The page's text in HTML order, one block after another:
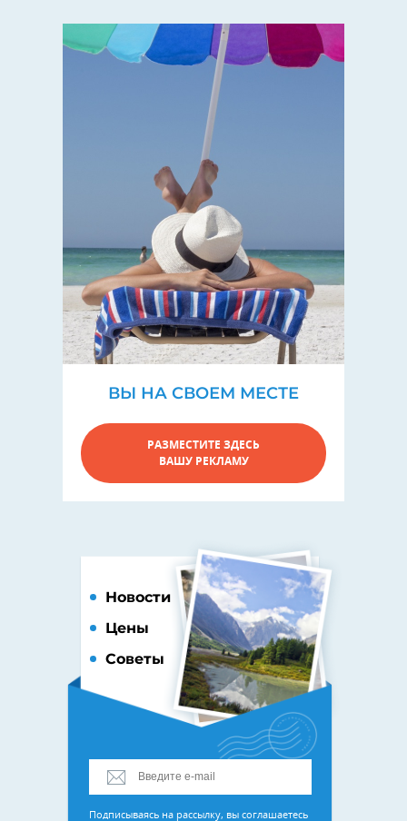
ВЫ НА СВОЕМ МЕСТЕ
РАЗМЕСТИТЕ ЗДЕСЬ
ВАШУ РЕКЛАМУ
Новости
Цены
Советы
Подписываясь на рассылку, вы соглашаетесь